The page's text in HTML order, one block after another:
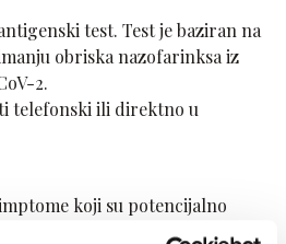
test. Test je baziran na
obriska nazofarinksa iz
2.
telefonski ili direktno u
koji su potencijalno
temperaturu višu od 37.5°C;